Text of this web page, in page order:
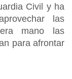
Civil y ha
las
mano las
para afrontar